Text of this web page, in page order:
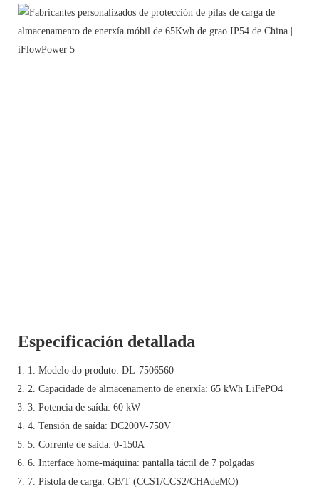
Especificación detallada
1. Modelo do produto: DL-7506560
2. Capacidade de almacenamento de enerxía: 65 kWh LiFePO4
3. Potencia de saída: 60 kW
4. Tensión de saída: DC200V-750V
5. Corrente de saída: 0-150A
6. Interface home-máquina: pantalla táctil de 7 polgadas
7. Pistola de carga: GB/T (CCS1/CCS2/CHAdeMO)